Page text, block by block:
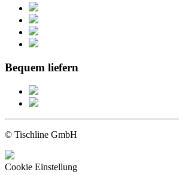
Bequem liefern
© Tischline GmbH
Cookie Einstellung